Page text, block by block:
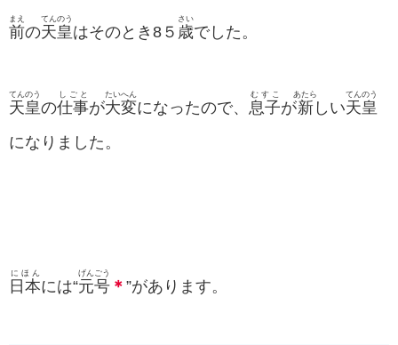
前
まえ
の天皇
てんのう
はそのとき8５ 歳
さい
でした。
天皇
てんのう
の仕事
しごと
が大変
たいへん
になったので、 息子
むすこ
が新
あたら
しい天皇
てんのう
になりました。
日本
にほん
には“元号
げんごう
＊ ”があります。